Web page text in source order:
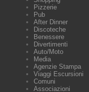
Pizzerie
Pub
After Dinner
Discoteche
Benessere
Divertimenti
Auto/Moto
Media
Agenzie Stampa
Viaggi Escursioni
Comuni
Associazioni